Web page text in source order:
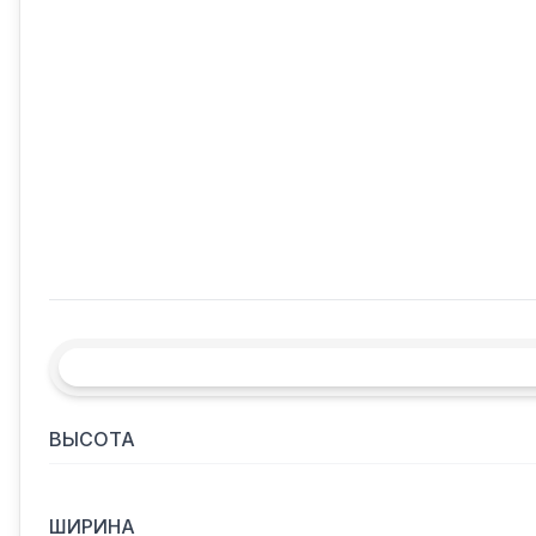
ВЫСОТА
ШИРИНА